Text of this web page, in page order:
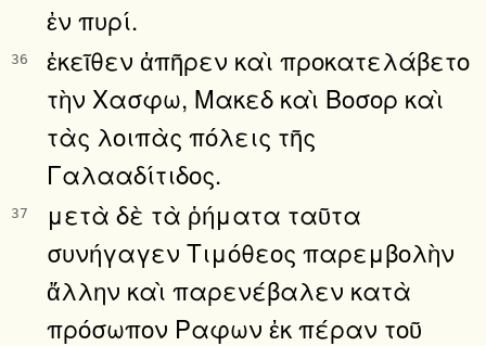
ἐν πυρί.
36
ἐκεῖθεν ἀπῆρεν καὶ προκατελάβετο
τὴν Χασφω, Μακεδ καὶ Βοσορ καὶ
τὰς λοιπὰς πόλεις τῆς
Γαλααδίτιδος.
37
μετὰ δὲ τὰ ῥήματα ταῦτα
συνήγαγεν Τιμόθεος παρεμβολὴν
ἄλλην καὶ παρενέβαλεν κατὰ
πρόσωπον Ραφων ἐκ πέραν τοῦ